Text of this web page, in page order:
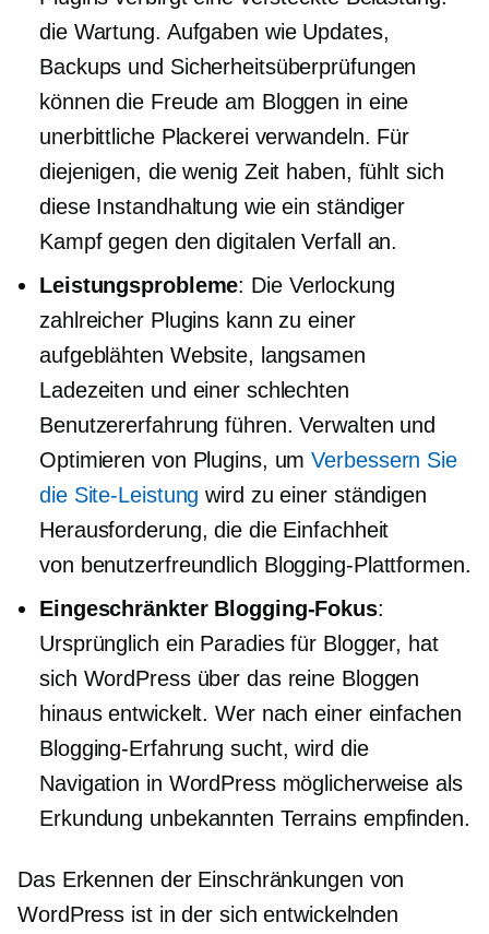
die Wartung. Aufgaben wie Updates,
Backups und Sicherheitsüberprüfungen
können die Freude am Bloggen in eine
unerbittliche Plackerei verwandeln. Für
diejenigen, die wenig Zeit haben, fühlt sich
diese Instandhaltung wie ein ständiger
Kampf gegen den digitalen Verfall an.
Leistungsprobleme: Die Verlockung
zahlreicher Plugins kann zu einer
aufgeblähten Website, langsamen
Ladezeiten und einer schlechten
Benutzererfahrung führen. Verwalten und
Optimieren von Plugins, umVerbessern Sie
die Site-Leistung wird zu einer ständigen
Herausforderung, die die Einfachheit
von benutzerfreundlich Blogging-Plattformen.
Eingeschränkter Blogging-Fokus:
Ursprünglich ein Paradies für Blogger, hat
sich WordPress über das reine Bloggen
hinaus entwickelt. Wer nach einer einfachen
Blogging-Erfahrung sucht, wird die
Navigation in WordPress möglicherweise als
Erkundung unbekannten Terrains empfinden.
Das Erkennen der Einschränkungen von
WordPress ist in der sich entwickelnden